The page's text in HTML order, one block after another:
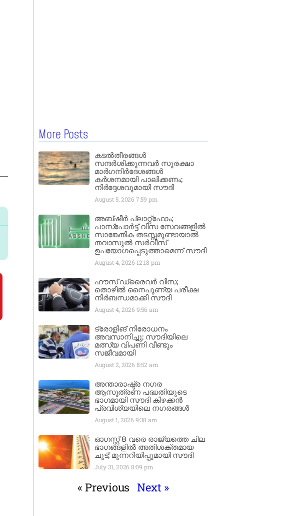
More Posts
കടൽതീരങ്ങൾ
സന്ദർശിക്കുന്നവർ സുരക്ഷാ
മാർഗനിർദേശങ്ങൾ
കർശനമായി പാലിക്കണം;
നിർദ്ദേശവുമായി സൗദി
August 5, 20267:59 pm
അബ്ഷീർ പ്ലാറ്റ്‌ഫോം;
പാസ്‌പോർട്ട് വിസ സേവങ്ങളിൽ
സാങ്കേതിക തടസ്സമുണ്ടായാൽ
തവാസുൽ സർവീസ്
ഉപയോഗപ്പെടുത്താമെന്ന് സൗദി
August 4, 2026 12:18 pm
ഹൗസ് ഡ്രൈവർ വിസ;
തൊഴിൽ നൈപുണ്യ പരീക്ഷ
നിർബന്ധമാക്കി സൗദി
August 4, 20269:56 am
ട്രോളിങ് നിരോധനം
അവസാനിച്ചു; സൗദിയിലെ
മത്സ്യ വിപണി വീണ്ടും
സജീവമായി
August 2, 20268:52 am
അന്താരാഷ്ട്ര നഗര
ആസൂത്രണ പദ്ധതിയുടെ
ഭാഗമായി സൗദി കിഴക്കൻ
പ്രവിശ്യയിലെ നഗരങ്ങൾ
August 1, 20269:38 am
ഓഗസ്റ്റ് 8 വരെ രാജ്യത്തെ ചില
ഭാഗങ്ങളിൽ അതിശക്തമായ
ചൂട്; മുന്നറിയിപ്പുമായി സൗദി
July 31, 20268:09 pm
« Previous Next »